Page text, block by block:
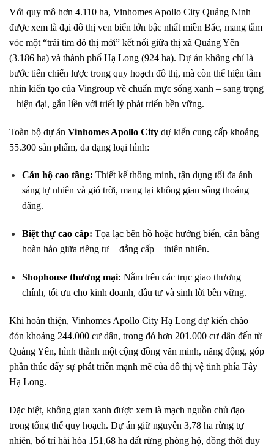
Với quy mô hơn 4.110 ha, Vinhomes Apollo City Quảng Ninh
được xem là đại đô thị ven biển lớn bậc nhất miền Bắc, mang tầm
vóc một “trái tim đô thị mới” kết nối giữa thị xã Quảng Yên
(3.186 ha) và thành phố Hạ Long (924 ha). Dự án không chỉ là
bước tiến chiến lược trong quy hoạch đô thị, mà còn thể hiện tầm
nhìn kiến tạo của Vingroup về chuẩn mực sống xanh – sang trọng
– hiện đại, gắn liền với triết lý phát triển bền vững.
Toàn bộ dự án Vinhomes Apollo City dự kiến cung cấp khoảng
55.300 sản phẩm, đa dạng loại hình:
Căn hộ cao tầng: Thiết kế thông minh, tận dụng tối đa ánh
sáng tự nhiên và gió trời, mang lại không gian sống thoáng
đãng.
Biệt thự cao cấp: Tọa lạc bên hồ hoặc hướng biển, cân bằng
hoàn hảo giữa riêng tư – đẳng cấp – thiên nhiên.
Shophouse thương mại: Nằm trên các trục giao thương
chính, tối ưu cho kinh doanh, đầu tư và sinh lời bền vững.
Khi hoàn thiện, Vinhomes Apollo City Hạ Long dự kiến chào
đón khoảng 244.000 cư dân, trong đó hơn 201.000 cư dân đến từ
Quảng Yên, hình thành một cộng đồng văn minh, năng động, góp
phần thúc đẩy sự phát triển mạnh mẽ của đô thị vệ tinh phía Tây
Hạ Long.
Đặc biệt, không gian xanh được xem là mạch nguồn chủ đạo
trong tổng thể quy hoạch. Dự án giữ nguyên 3,78 ha rừng tự
nhiên, bố trí hài hòa 151,68 ha đất rừng phòng hộ, đồng thời duy